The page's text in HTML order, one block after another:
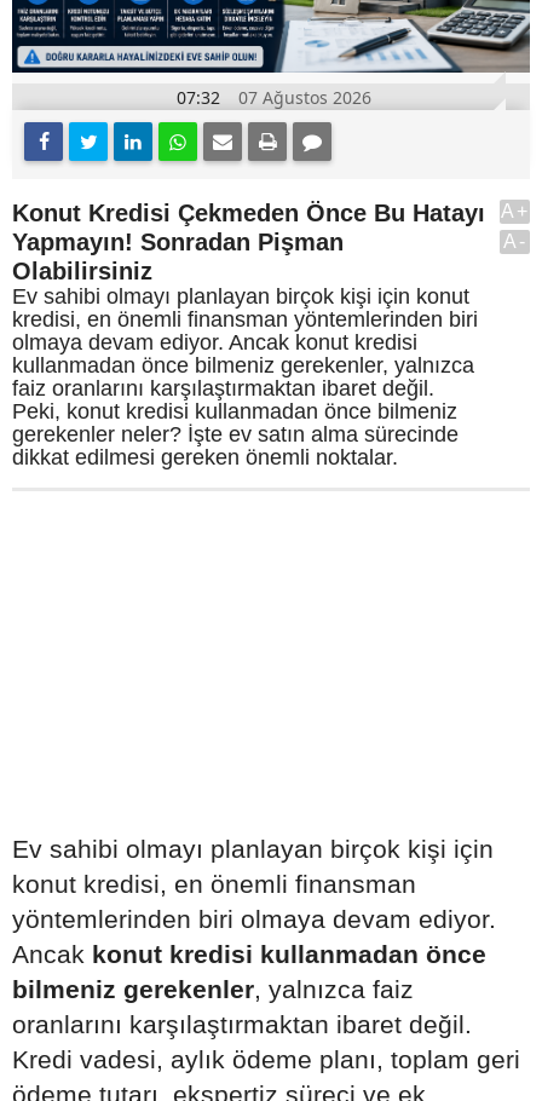
07:32 07 Ağustos 2026
Konut Kredisi Çekmeden Önce Bu Hatayı
Yapmayın! Sonradan Pişman
Olabilirsiniz
Ev sahibi olmayı planlayan birçok kişi için konut
kredisi, en önemli finansman yöntemlerinden biri
olmaya devam ediyor. Ancak konut kredisi
kullanmadan önce bilmeniz gerekenler, yalnızca
faiz oranlarını karşılaştırmaktan ibaret değil.
Peki, konut kredisi kullanmadan önce bilmeniz
gerekenler neler? İşte ev satın alma sürecinde
dikkat edilmesi gereken önemli noktalar.
A+
A-
Ev sahibi olmayı planlayan birçok kişi için
konut kredisi, en önemli finansman
yöntemlerinden biri olmaya devam ediyor.
Ancak konut kredisi kullanmadan önce
bilmeniz gerekenler, yalnızca faiz
oranlarını karşılaştırmaktan ibaret değil.
Kredi vadesi, aylık ödeme planı, toplam geri
ödeme tutarı, ekspertiz süreci ve ek